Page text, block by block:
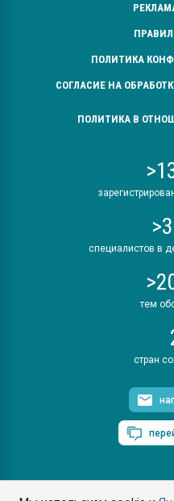
ПОЛИТИКА
СОГЛАСИЕ НА
ПОЛИТИКА В
специалистов в
тем
стран